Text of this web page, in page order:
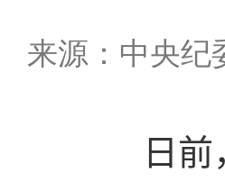
来源：中央纪
日前，